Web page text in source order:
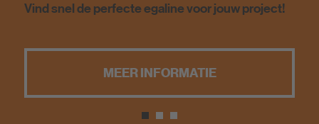
Vind snel de perfecte egaline voor jouw project!
MEER INFORMATIE